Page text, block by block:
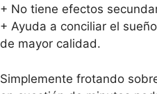
+ No tiene efectos
+ Ayuda a conciliar el
de mayor calidad.
Simplemente frotando